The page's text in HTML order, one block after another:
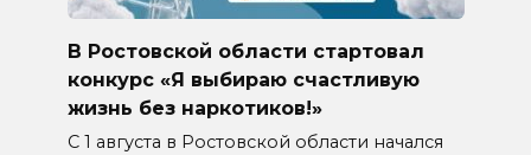
В Ростовской области стартовал
конкурс «Я выбираю счастливую
жизнь без наркотиков!»
С 1 августа в Ростовской области начался